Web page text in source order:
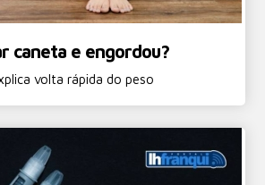
caneta e engordou?
volta rápida do peso